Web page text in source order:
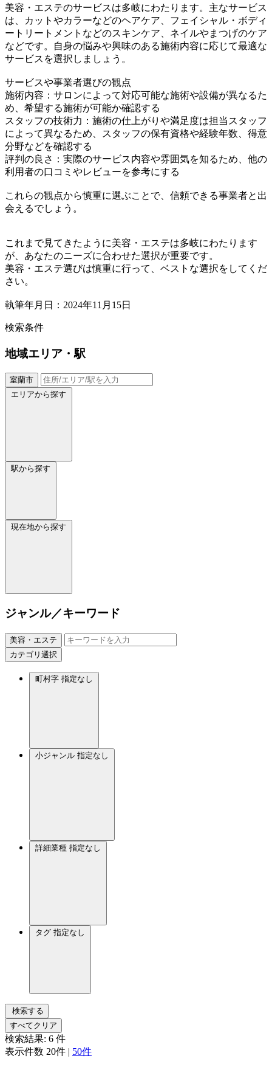
美容・エステのサービスは多岐にわたります。主なサービス
は、カットやカラーなどのヘアケア、フェイシャル・ボディ
ートリートメントなどのスキンケア、ネイルやまつげのケア
などです。自身の悩みや興味のある施術内容に応じて最適な
サービスを選択しましょう。
サービスや事業者選びの観点
施術内容：サロンによって対応可能な施術や設備が異なるた
め、希望する施術が可能か確認する
スタッフの技術力：施術の仕上がりや満足度は担当スタッフ
によって異なるため、スタッフの保有資格や経験年数、得意
分野などを確認する
評判の良さ：実際のサービス内容や雰囲気を知るため、他の
利用者の口コミやレビューを参考にする
これらの観点から慎重に選ぶことで、信頼できる事業者と出
会えるでしょう。
これまで見てきたように美容・エステは多岐にわたります
が、あなたのニーズに合わせた選択が重要です。
美容・エステ選びは慎重に行って、ベストな選択をしてくだ
さい。
執筆年月日：2024年11月15日
検索条件
地域エリア・駅
室蘭市
エリアから探す
駅から探す
現在地から探す
ジャンル／キーワード
美容・エステ
カテゴリ選択
町村字 指定なし
小ジャンル 指定なし
詳細業種 指定なし
タグ 指定なし
検索する
すべてクリア
検索結果: 6 件
表示件数 20件 | 50件